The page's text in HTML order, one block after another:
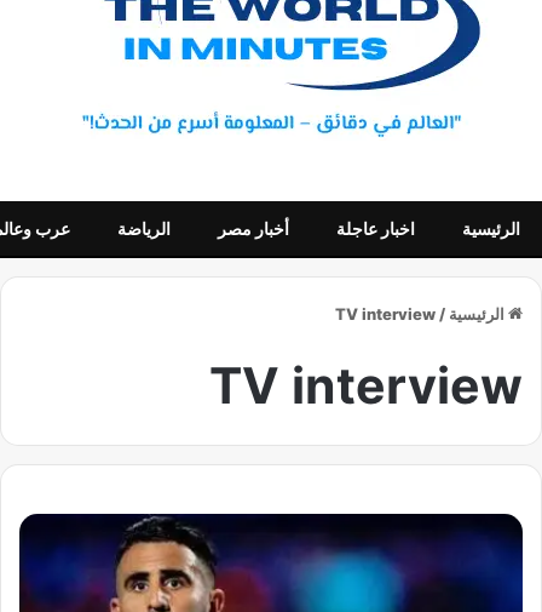
الرئيسية اخبار عاجلة أخبار مصر الرياضة عرب
الرئيسية /
TV interview
TV interview